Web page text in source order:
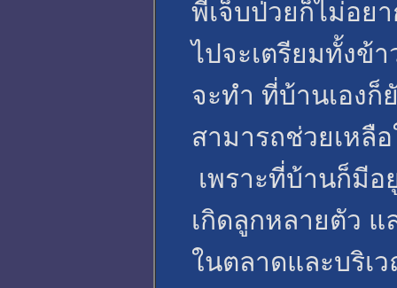
พี่เจ็บป่วยก็ไม่อย
ไปจะเตรียมทั้งข้
จะทำ ที่บ้านเอง
สามารถช่วยเหลื
เพราะที่บ้านก็มีอ
เกิดลูกหลายตัว
ในตลาดและบริเ